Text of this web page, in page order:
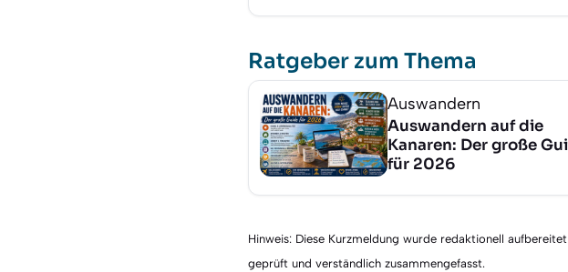
Ratgeber zum Thema
Auswandern
Auswandern auf die
Kanaren: Der große
für 2026
Hinweis: Diese Kurzmeldung wurde redaktionell
geprüft und verständlich zusammengefasst.